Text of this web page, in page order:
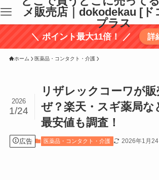
メ販売店｜dokodekau [ド
プラス
＼ ポイント最大11倍！ ／ 詳
ホーム 医薬品・コンタクト・介護
リザレックコーワが
ぜ？楽天・スギ薬局な
最安値も調査！
2026
1/24
広告 医薬品・コンタクト・介護 2026年1月24